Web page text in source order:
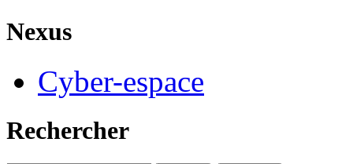
Nexus
Cyber-espace
Rechercher